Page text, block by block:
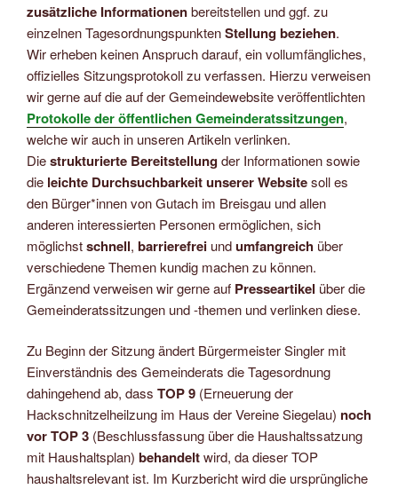
zusätzliche Informationenbereitstellen und ggf. zu
einzelnen TagesordnungspunktenStellung beziehen.
Wir erheben keinen Anspruch darauf, ein vollumfängliches,
offizielles Sitzungsprotokoll zu verfassen. Hierzu verweisen
wir gerne auf die auf der Gemeindewebsite veröffentlichten
Protokolle der öffentlichen Gemeinderatssitzungen,
welche wir auch in unseren Artikeln verlinken.
Diestrukturierte Bereitstellungder Informationen sowie
die leichte Durchsuchbarkeit unserer Websitesoll es
den Bürger*innen von Gutach im Breisgau und allen
anderen interessierten Personen ermöglichen, sich
möglichstschnell, barrierefrei undumfangreich über
verschiedene Themen kundig machen zu können.
Ergänzend verweisen wir gerne auf Presseartikel über die
Gemeinderatssitzungen und -themen und verlinken diese.
Zu Beginn der Sitzung ändert Bürgermeister Singler mit
Einverständnis des Gemeinderats die Tagesordnung
dahingehend ab, dass TOP 9 (Erneuerung der
Hackschnitzelheilzung im Haus der Vereine Siegelau) noch
vor TOP 3 (Beschlussfassung über die Haushaltssatzung
mit Haushaltsplan) behandeltwird, da dieser TOP
haushaltsrelevant ist. Im Kurzbericht wird die ursprüngliche